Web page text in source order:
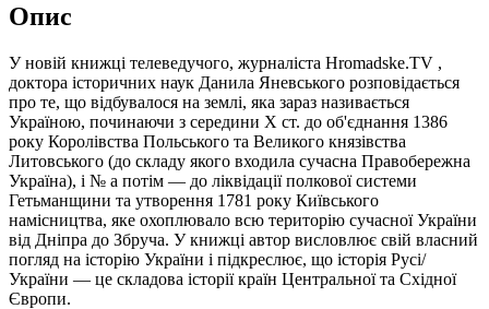
Опис
У новій книжці телеведучого, журналіста Нromadske.TV ,
доктора історичних наук Данила Яневського розповідається
про те, що відбувалося на землі, яка зараз називається
Україною, починаючи з середини X ст. до об'єднання 1386
року Королівства Польського та Великого князівства
Литовського (до складу якого входила сучасна Правобережна
Україна), і № а потім — до ліквідації полкової системи
Гетьманщини та утворення 1781 року Київського
намісництва, яке охоплювало всю територію сучасної України
від Дніпра до Збруча. У книжці автор висловлює свій власний
погляд на історію України і підкреслює, що історія Русі/
України — це складова історії країн Центральної та Східної
Європи.